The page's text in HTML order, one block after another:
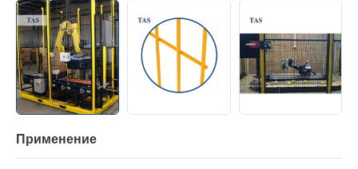
Применение
Для ограждения: